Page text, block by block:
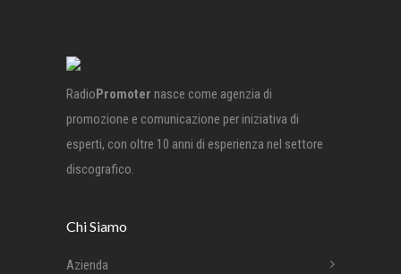
RadioPromoter nasce come agenzia di
promozione e comunicazione per iniziativa di
esperti, con oltre 10 anni di esperienza nel settore
discografico.
Chi Siamo
Azienda